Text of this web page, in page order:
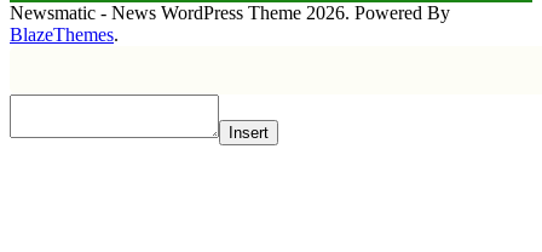
Newsmatic - News WordPress Theme 2026. Powered By
BlazeThemes.
Insert